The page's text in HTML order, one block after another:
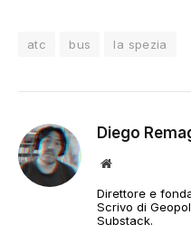
atc bus la spezia
Diego
Sito
Direttore e
Scrivo di
Substack.